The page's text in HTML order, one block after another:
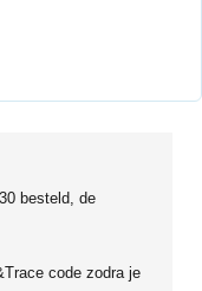
besteld, de
code zodra je